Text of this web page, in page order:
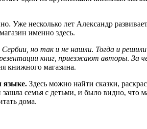
Уже несколько лет Александр
именно здесь.
Сербии, но так и не нашли. Тогда и
книг, приезжают авторы. За
книжного магазина.
языке. Здесь можно найти сказки,
семья с детьми, и было видно, что
дома.